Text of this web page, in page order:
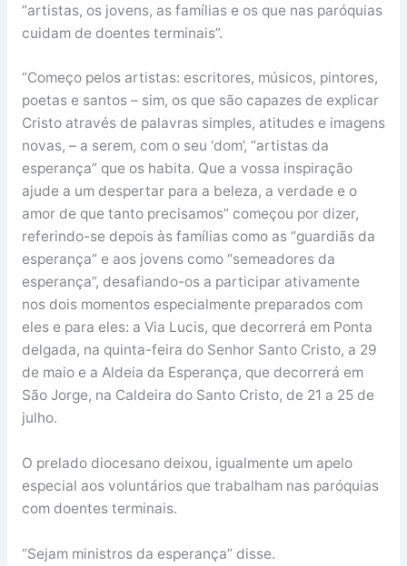
“artistas, os jovens, as famílias e os que nas paróquias
cuidam de doentes terminais”.
“Começo pelos artistas: escritores, músicos, pintores,
poetas e santos – sim, os que são capazes de explicar
Cristo através de palavras simples, atitudes e imagens
novas, – a serem, com o seu ‘dom’, “artistas da
esperança” que os habita. Que a vossa inspiração
ajude a um despertar para a beleza, a verdade e o
amor de que tanto precisamos” começou por dizer,
referindo-se depois às famílias como as “guardiãs da
esperança” e aos jovens como “semeadores da
esperança”, desafiando-os a participar ativamente
nos dois momentos especialmente preparados com
eles e para eles: a Via Lucis, que decorrerá em Ponta
delgada, na quinta-feira do Senhor Santo Cristo, a 29
de maio e a Aldeia da Esperança, que decorrerá em
São Jorge, na Caldeira do Santo Cristo, de 21 a 25 de
julho.
O prelado diocesano deixou, igualmente um apelo
especial aos voluntários que trabalham nas paróquias
com doentes terminais.
“Sejam ministros da esperança” disse.